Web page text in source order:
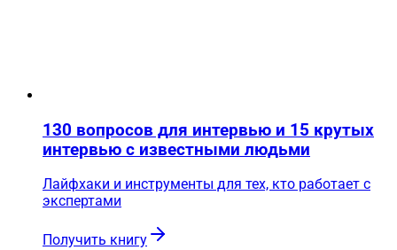
130 вопросов для интервью и 15 крутых
интервью с известными людьми
Лайфхаки и инструменты для тех, кто работает с
экспертами
Получить книгу